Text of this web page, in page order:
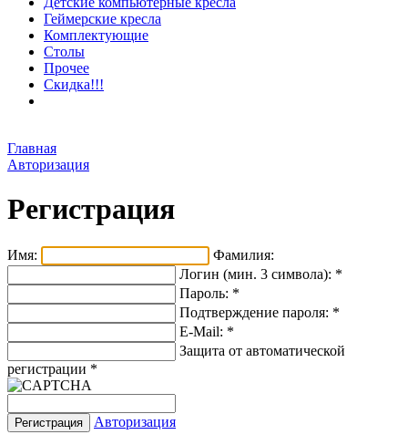
Геймерские кресла
Комплектующие
Столы
Прочее
Скидка!!!
Главная
Авторизация
Регистрация
Имя:
Фамилия:
Логин (мин. 3 символа): *
Пароль: *
Подтверждение пароля: *
E-Mail: *
Защита от автоматической
регистрации *
Авторизация